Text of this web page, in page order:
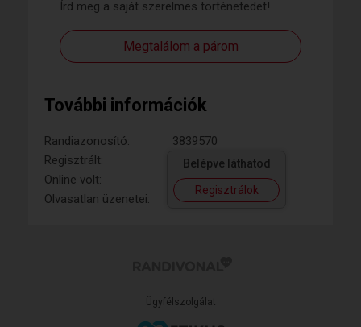
Írd meg a saját szerelmes történetedet!
Megtalálom a párom
További információk
Randiazonosító:
3839570
Regisztrált:
Online volt:
Olvasatlan üzenetei:
Belépve láthatod
Regisztrálok
Ügyfélszolgálat